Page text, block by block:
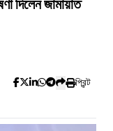
দিলেন জামায়াত
প্রিন্ট